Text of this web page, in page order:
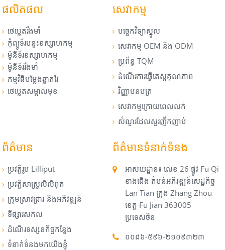
ផលិតផល
ថេប្លេតរឹងមាំ
កុំព្យូទ័របន្ទះឧស្សាហកម្ម
ម៉ូនីទ័រឧស្សាហកម្ម
ម៉ូនីទ័ររឹងមាំ
កម្មវិធីបម្លែងឆ្លាតវៃ
ថេប្លេតសម្គាល់មុខ
សេវាកម្ម
បច្ចេកវិទ្យាស្នូល
សេវាកម្ម OEM និង ODM
ប្រព័ន្ធ TQM
ដំណើរការធ្វើតេស្តគុណភាព
វិញ្ញាបនបត្រ
សេវាកម្មក្រោយពេលលក់
សំណួរដែលសួរញឹកញាប់
ព័ត៌មាន
ប្រវត្តិរូប Lilliput
ប្រវត្តិសាស្ត្រលីលីពុត
ក្រុមស្រាវជ្រាវ និងអភិវឌ្ឍន៍
ទីផ្សារសកល
ដំណើរទស្សនកិច្ច​កន្លែង​
ទំនាក់ទំនងមកយើងខ្ញុំ
ព័ត៌មានទំនាក់ទំនង
អាសយដ្ឋាន៖ លេខ 26 ផ្លូវ Fu Qi
ខាងជើង តំបន់អភិវឌ្ឍន៍សេដ្ឋកិច្ច
Lan Tian ក្រុង Zhang Zhou
ខេត្ត Fu Jian 363005
ប្រទេសចិន
០០៨៦-៥៩៦-២១០៩៣២៣